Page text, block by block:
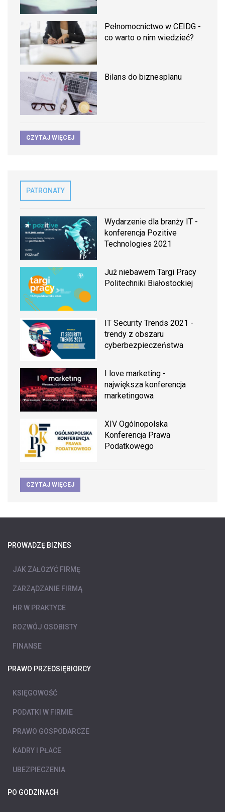
Pełnomocnictwo w CEIDG -
co warto o nim wiedzieć?
Bilans do biznesplanu
CZYTAJ WIĘCEJ
PATRONATY
Wydarzenie dla branży IT -
konferencja Pozitive
Technologies 2021
Już niebawem Targi Pracy
Politechniki Białostockiej
IT Security Trends 2021 -
trendy z obszaru
cyberbezpieczeństwa
I love marketing -
największa konferencja
marketingowa
XIV Ogólnopolska
Konferencja Prawa
Podatkowego
CZYTAJ WIĘCEJ
PROWADZĘ BIZNES
JAK ZAŁOŻYĆ FIRMĘ
ZARZĄDZANIE FIRMĄ
HR W PRAKTYCE
ROZWÓJ OSOBISTY
FINANSE
PRAWO PRZEDSIĘBIORCY
KSIĘGOWOŚĆ
PODATKI W FIRMIE
PRAWO GOSPODARCZE
KADRY I PŁACE
UBEZPIECZENIA
PO GODZINACH